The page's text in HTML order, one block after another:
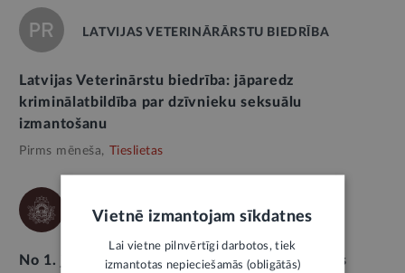
LATVIJAS VETERINĀRĀRSTU BIEDRĪBA
Latvijas Veterinārstu biedrība: jāparedz
kriminālatbildība par dzīvnieku seksuālu
izmantošanu
Pirms mēneša, Tieslietas
PĀRTIKAS UN VETERINĀRAIS DIENESTS
No 1. jūlija mājas (istabas) dzīvnieku labturības
Vietnē izmantojam sīkdatnes
Lai vietne pilnvērtīgi darbotos, tiek
izmantotas nepieciešamās (obligātās)